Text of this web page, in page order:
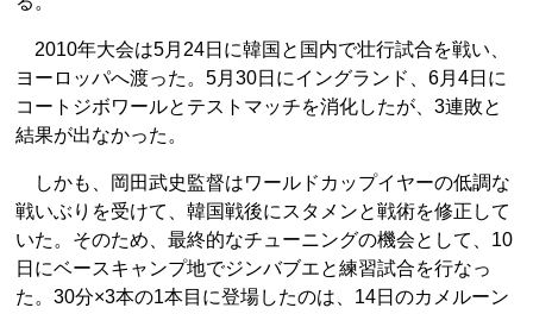
2010年大会は5月24日に韓国と国内で壮行試合を戦い、
ヨーロッパへ渡った。5月30日にイングランド、6月4日に
コートジボワールとテストマッチを消化したが、3連敗と
結果が出なかった。
しかも、岡田武史監督はワールドカップイヤーの低調な
戦いぶりを受けて、韓国戦後にスタメンと戦術を修正して
いた。そのため、最終的なチューニングの機会として、10
日にベースキャンプ地でジンバブエと練習試合を行なっ
た。30分×3本の1本目に登場したのは、14日のカメルーン